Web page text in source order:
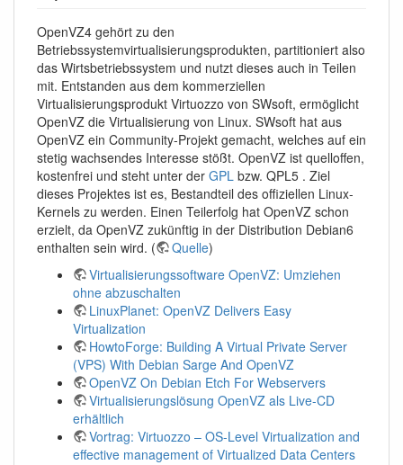
OpenVZ4 gehört zu den
Betriebssystemvirtualisierungsprodukten, partitioniert also
das Wirtsbetriebssystem und nutzt dieses auch in Teilen
mit. Entstanden aus dem kommerziellen
Virtualisierungsprodukt Virtuozzo von SWsoft, ermöglicht
OpenVZ die Virtualisierung von Linux. SWsoft hat aus
OpenVZ ein Community-Projekt gemacht, welches auf ein
stetig wachsendes Interesse stößt. OpenVZ ist quelloffen,
kostenfrei und steht unter der GPL bzw. QPL5 . Ziel
dieses Projektes ist es, Bestandteil des offiziellen Linux-
Kernels zu werden. Einen Teilerfolg hat OpenVZ schon
erzielt, da OpenVZ zukünftig in der Distribution Debian6
enthalten sein wird. (
Quelle)
Virtualisierungssoftware OpenVZ: Umziehen
ohne abzuschalten
LinuxPlanet: OpenVZ Delivers Easy
Virtualization
HowtoForge: Building A Virtual Private Server
(VPS) With Debian Sarge And OpenVZ
OpenVZ On Debian Etch For Webservers
Virtualisierungslösung OpenVZ als Live-CD
erhältlich
Vortrag: Virtuozzo – OS-Level Virtualization and
effective management of Virtualized Data Centers